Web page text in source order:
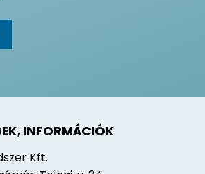
INFORMÁCIÓK
Kft.